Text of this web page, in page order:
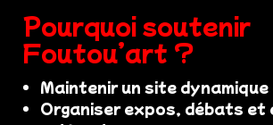
Pourquoi soutenir
Foutou’art ?
Maintenir un site
Organiser expos, débats et